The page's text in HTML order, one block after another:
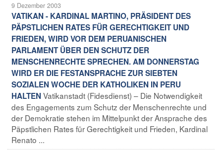
9 Dezember 2003
VATIKAN - KARDINAL MARTINO, PRÄSIDENT DES
PÄPSTLICHEN RATES FÜR GERECHTIGKEIT UND
FRIEDEN, WIRD VOR DEM PERUANISCHEN
PARLAMENT ÜBER DEN SCHUTZ DER
MENSCHENRECHTE SPRECHEN. AM DONNERSTAG
WIRD ER DIE FESTANSPRACHE ZUR SIEBTEN
SOZIALEN WOCHE DER KATHOLIKEN IN PERU
HALTENVatikanstadt (Fidesdienst) – Die Notwendigkeit
des Engagements zum Schutz der Menschenrechte und
der Demokratie stehen im Mittelpunkt der Ansprache des
Päpstlichen Rates für Gerechtigkeit und Frieden, Kardinal
Renato ...